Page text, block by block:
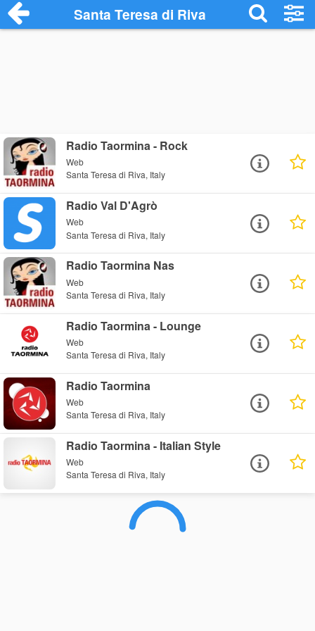
Santa Teresa di Riva
Radio Taormina - Rock
Web
Santa Teresa di Riva, Italy
Radio Val D'Agrò
Web
Santa Teresa di Riva, Italy
Radio Taormina Nas
Web
Santa Teresa di Riva, Italy
Radio Taormina - Lounge
Web
Santa Teresa di Riva, Italy
Radio Taormina
Web
Santa Teresa di Riva, Italy
Radio Taormina - Italian Style
Web
Santa Teresa di Riva, Italy